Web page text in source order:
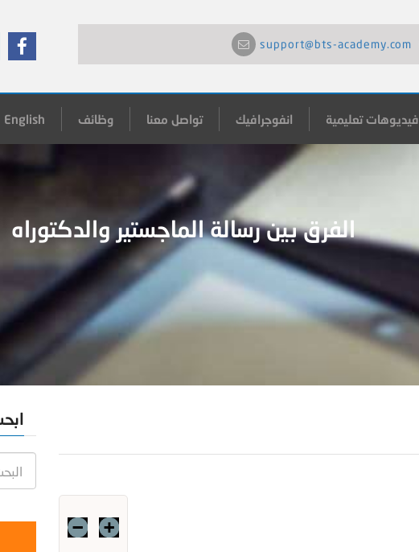
support@bts-academy.com
فيديوهات تعليمية انفوجرافيك تواصل معنا وظائف English
الفرق بين رسالة الماجستير والدكتوراه